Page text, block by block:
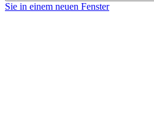
Sie in einem neuen Fenster